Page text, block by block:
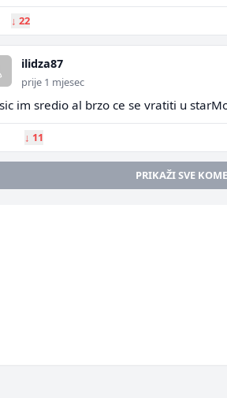
↓ 22
ilidza87
prije 1 mjesec
im sredio al brzo ce se vratiti u
↓ 11
PRIKAŽI SVE